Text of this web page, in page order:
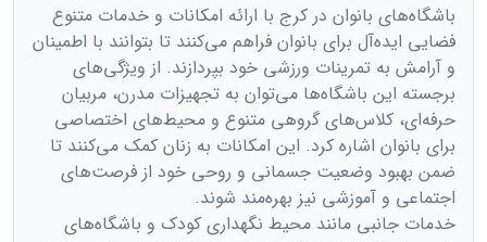
باشگاه‌های بانوان در کرج با ارائه امکانات و خدمات متنوع
فضایی ایده‌آل برای بانوان فراهم می‌کنند تا بتوانند با اطمینان
و آرامش به تمرینات ورزشی خود بپردازند. از ویژگی‌های
برجسته این باشگاه‌ها می‌توان به تجهیزات مدرن، مربیان
حرفه‌ای، کلاس‌های گروهی متنوع و محیط‌های اختصاصی
برای بانوان اشاره کرد. این امکانات به زنان کمک می‌کنند تا
ضمن بهبود وضعیت جسمانی و روحی خود از فرصت‌های
اجتماعی و آموزشی نیز بهره‌مند شوند.
خدمات جانبی مانند محیط نگهداری کودک و باشگاه‌های